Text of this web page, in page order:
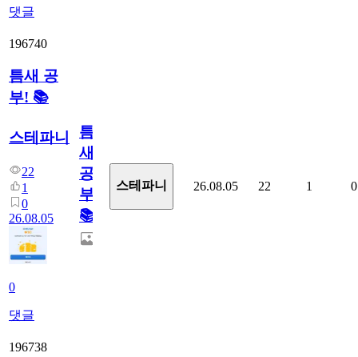
댓글
196740
틈새 공
부! 📚
스테파니
22
1
0
26.08.05
0
댓글
틈
새
공
부!
📚
스테파니 26.08.05 22 1 0
196738